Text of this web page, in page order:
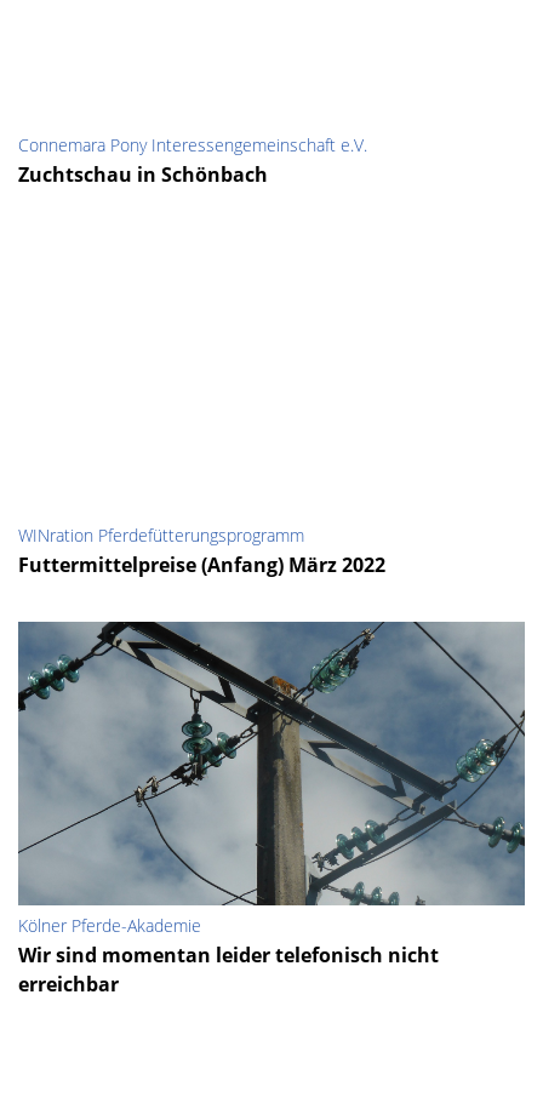
Connemara Pony Interessengemeinschaft e.V.
Zuchtschau in Schönbach
WINration Pferdefütterungsprogramm
Futtermittelpreise (Anfang) März 2022
Kölner Pferde-Akademie
Wir sind momentan leider telefonisch nicht
erreichbar